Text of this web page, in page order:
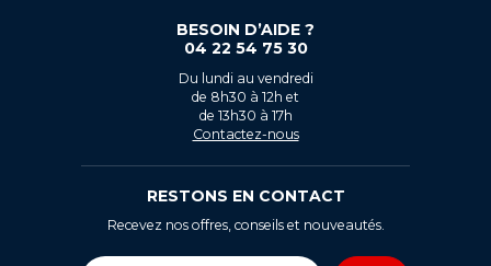
BESOIN D’AIDE ?
04 22 54 75 30
Du lundi au vendredi
de 8h30 à 12h et
de 13h30 à 17h
Contactez-nous
RESTONS EN CONTACT
Recevez nos offres, conseils et nouveautés.